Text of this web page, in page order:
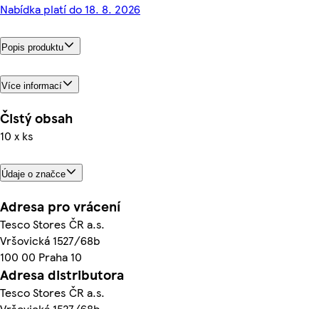
Nabídka platí do 18. 8. 2026
Popis produktu
Více informací
Čistý obsah
10 x ks
Údaje o značce
Adresa pro vrácení
Tesco Stores ČR a.s.
Vršovická 1527/68b
100 00 Praha 10
Adresa distributora
Tesco Stores ČR a.s.